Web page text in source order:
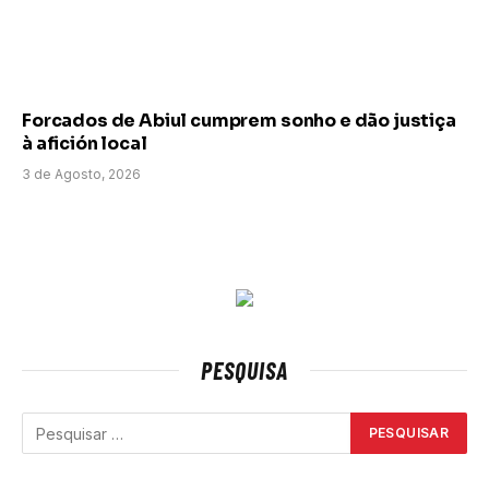
Forcados de Abiul cumprem sonho e dão justiça
à afición local
3 de Agosto, 2026
PESQUISA